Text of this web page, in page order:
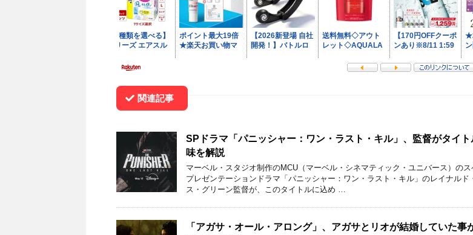
関連記事
SPドラマ「パニッシャー：ワン・ラスト・キル」、監督がタイト
味を解説
マーベル・スタジオ制作のMCU（マーベル・シネマティック・ユニバース）の
プレゼンテーションドラマ「パニッシャー：ワン・ラスト・キル」のレイナルド
ス・グリーン監督が、このタイトルに込め …
「アガサ・オール・アロング」、アガサとリオが結婚していた事